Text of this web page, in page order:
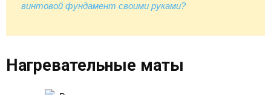
винтовой фундамент своими руками?
Нагревательные маты